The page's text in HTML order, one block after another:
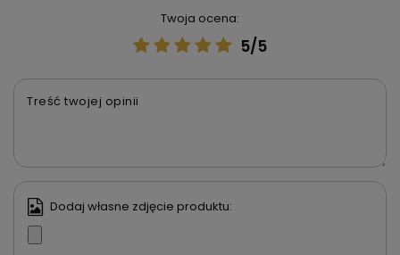
Twoja ocena:
5/5
Treść twojej opinii
Dodaj własne zdjęcie produktu: